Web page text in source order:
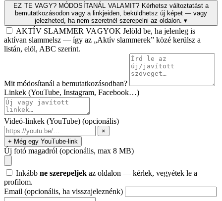
EZ TE VAGY? MÓDOSÍTANÁL VALAMIT? Kérhetsz változtatást a
bemutatkozásodon vagy a linkjeiden, beküldhetsz új képet — vagy
jelezheted, ha nem szeretnél szerepelni az oldalon. ▾
AKTÍV SLAMMER VAGYOK Jelöld be, ha jelenleg is
aktívan slammelsz — így az „Aktív slammerek” közé kerülsz a
listán, elöl, ABC szerint.
Mit módosítanál a bemutatkozásodban?
Linkek (YouTube, Instagram, Facebook…)
Videó-linkek (YouTube) (opcionális)
×
+ Még egy YouTube-link
Új fotó magadról (opcionális, max 8 MB)
Inkább ne szerepeljek az oldalon — kérlek, vegyétek le a
profilom.
Email (opcionális, ha visszajeleznénk)